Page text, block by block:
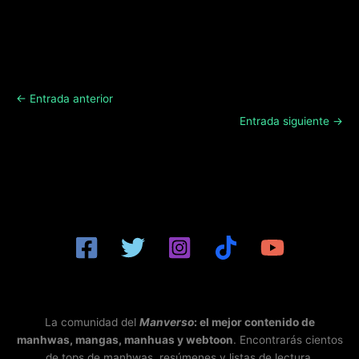
← Entrada anterior
Entrada siguiente →
La comunidad del Manverso: el mejor contenido de
manhwas, mangas, manhuas y webtoon. Encontrarás cientos